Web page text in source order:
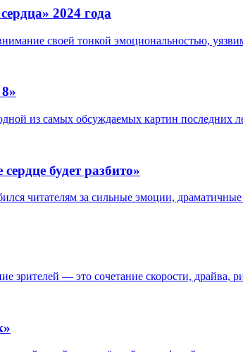
2024 года
своей тонкой эмоциональностью,
из самых обсуждаемых картин последних
будет разбито»
читателям за сильные эмоции,
зрителей — это сочетание скорости, драйва,